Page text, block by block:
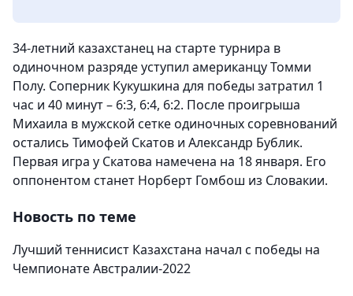
34-летний казахстанец на старте турнира в
одиночном разряде уступил американцу Томми
Полу. Соперник Кукушкина для победы затратил 1
час и 40 минут – 6:3, 6:4, 6:2. После проигрыша
Михаила в мужской сетке одиночных соревнований
остались Тимофей Скатов и Александр Бублик.
Первая игра у Скатова намечена на 18 января. Его
оппонентом станет Норберт Гомбош из Словакии.
Новость по теме
Лучший теннисист Казахстана начал с победы на
Чемпионате Австралии-2022